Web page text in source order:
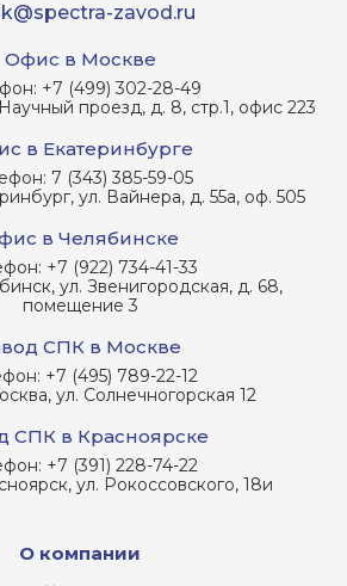
zavod.ru
Офис в Москве
+7 (499) 302-28-49
проезд, д. 8, стр.1, офис 223
в Екатеринбурге
7 (343) 385-59-05
ул. Вайнера, д. 55а, оф. 505
в Челябинске
+7 (922) 734-41-33
ул. Звенигородская, д. 68,
помещение 3
СПК в Москве
+7 (495) 789-22-12
ул. Солнечногорская 12
СПК в Красноярске
+7 (391) 228-74-22
ул. Рокоссовского, 18и
О компании